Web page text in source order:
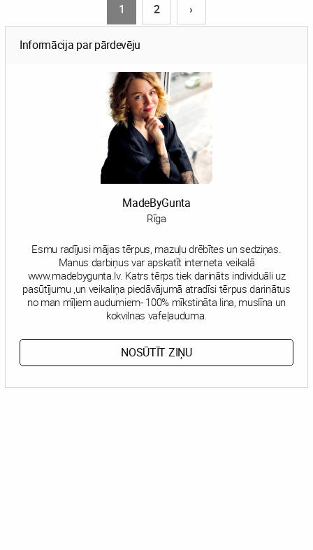
1 2 ›
Informācija par pārdevēju
MadeByGunta
Rīga
Esmu radījusi mājas tērpus, mazuļu drēbītes un sedziņas.
Manus darbiņus var apskatīt interneta veikalā
www.madebygunta.lv. Katrs tērps tiek darināts individuāli uz
pasūtījumu ,un veikaliņa piedāvājumā atradīsi tērpus darinātus
no man mīļiem audumiem- 100% mīkstināta lina, muslīna un
kokvilnas vafeļauduma.
NOSŪTĪT ZIŅU